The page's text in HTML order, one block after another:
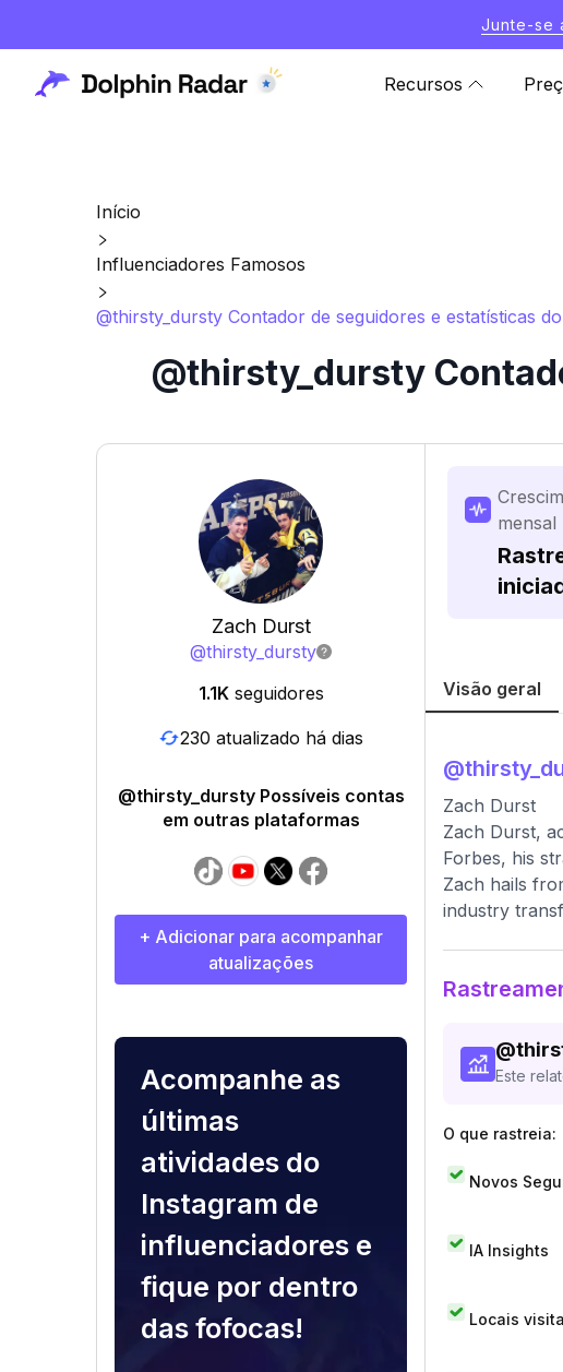
Junte-se
Recursos
Início
Influenciadores Famosos
@thirsty_dursty Contador de seguidores e estatísticas
@thirsty_dursty
Zach Durst
@thirsty_dursty
1.1K seguidores
230 atualizado há dias
@thirsty_dursty Possíveis contas
em outras plataformas
+ Adicionar para acompanhar
atualizações
Acompanhe as
últimas
atividades do
Instagram de
influenciadores e
fique por dentro
das fofocas!
mensal
Visão geral
@
Zach Durst
Zach Durst,
Forbes, his
Zach hails
industry
@
Este
O que rastreia:
Novos
IA Insights
Locais